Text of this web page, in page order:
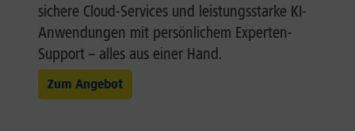
sichere Cloud-Services und leistungsstarke KI-
Anwendungen mit persönlichem Experten-
Support – alles aus einer Hand.
Zum Angebot